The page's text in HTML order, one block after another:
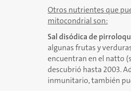
Otros nutrientes que
mitocondrial son:
Sal disódica de
algunas frutas y
encuentran en el natto
descubrió hasta 2003.
inmunitario, también